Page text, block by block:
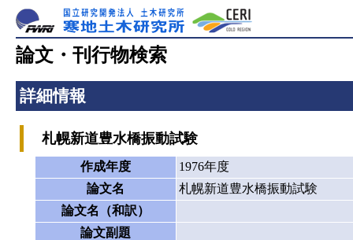
論文・刊行物検索
詳細情報
札幌新道豊水橋振動試験
作成年度
1976年度
論文名
札幌新道豊水橋振動試験
論文名（和訳）
論文副題